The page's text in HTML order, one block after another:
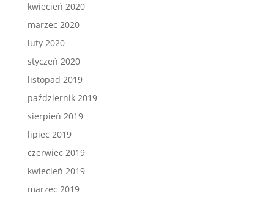
kwiecień 2020
marzec 2020
luty 2020
styczeń 2020
listopad 2019
październik 2019
sierpień 2019
lipiec 2019
czerwiec 2019
kwiecień 2019
marzec 2019